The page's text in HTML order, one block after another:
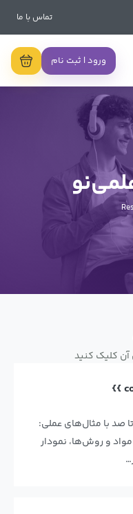
تماس با ما
ورود | ثبت نام
کلیک کنید
صد با مثال‌های عملی:
و روش‌ها، نمودار